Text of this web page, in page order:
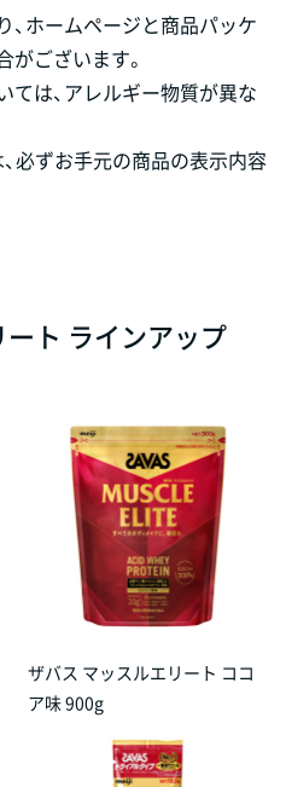
ホームページと商品パッケ
ございます。
ては、アレルギー物質が異な
必ずお手元の商品の表示内容
ト ラインアップ
ザバス マッスルエリート ココ
ア味 900g